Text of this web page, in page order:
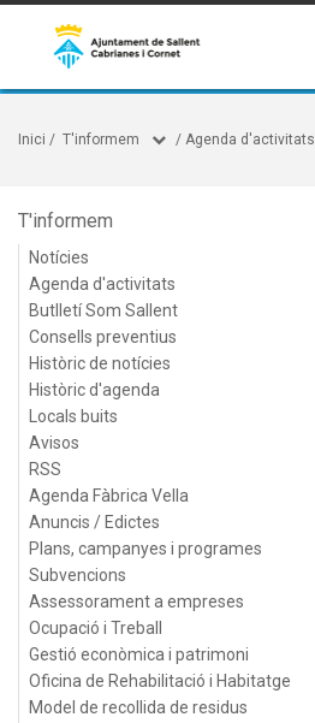
Inici / T'informem / Agenda d'activitats
T'informem
Notícies
Agenda d'activitats
Butlletí Som Sallent
Consells preventius
Històric de notícies
Històric d'agenda
Locals buits
Avisos
RSS
Agenda Fàbrica Vella
Anuncis / Edictes
Plans, campanyes i programes
Subvencions
Assessorament a empreses
Ocupació i Treball
Gestió econòmica i patrimoni
Oficina de Rehabilitació i Habitatge
Model de recollida de residus